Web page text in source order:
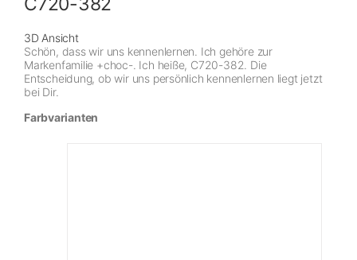
3D Ansicht
Schön, dass wir uns kennenlernen. Ich gehöre zur
Markenfamilie +choc-. Ich heiße, C720-382. Die
Entscheidung, ob wir uns persönlich kennenlernen liegt jetzt
bei Dir.
Farbvarianten